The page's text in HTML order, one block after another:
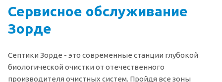
Сервисное обслуживание
Зорде
Септики Зорде - это современные станции глубокой
биологической очистки от отечественного
производителя очистных систем. Пройдя все зоны